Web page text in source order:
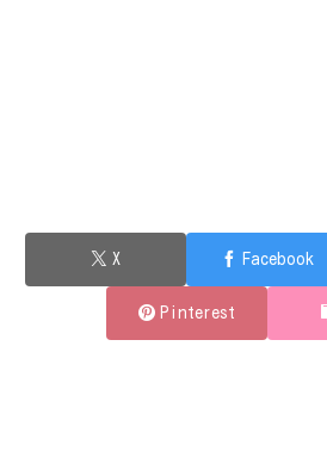
X Facebook
Pinterest